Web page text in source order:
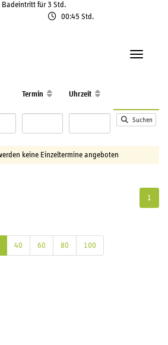
für 3 Std.
00:45 Std.
Termin Uhrzeit
Suchen
keine Einzeltermine angeboten
1
40 60 80 100